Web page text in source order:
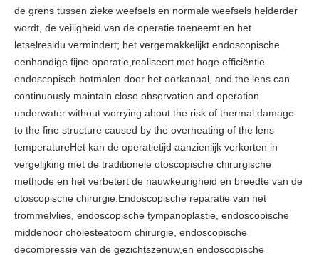
de grens tussen zieke weefsels en normale weefsels helderder
wordt, de veiligheid van de operatie toeneemt en het
letselresidu vermindert; het vergemakkelijkt endoscopische
eenhandige fijne operatie,realiseert met hoge efficiëntie
endoscopisch botmalen door het oorkanaal, and the lens can
continuously maintain close observation and operation
underwater without worrying about the risk of thermal damage
to the fine structure caused by the overheating of the lens
temperatureHet kan de operatietijd aanzienlijk verkorten in
vergelijking met de traditionele otoscopische chirurgische
methode en het verbetert de nauwkeurigheid en breedte van de
otoscopische chirurgie.Endoscopische reparatie van het
trommelvlies, endoscopische tympanoplastie, endoscopische
middenoor cholesteatoom chirurgie, endoscopische
decompressie van de gezichtszenuw,en endoscopische